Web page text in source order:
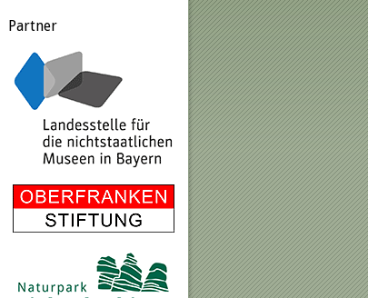
Partner